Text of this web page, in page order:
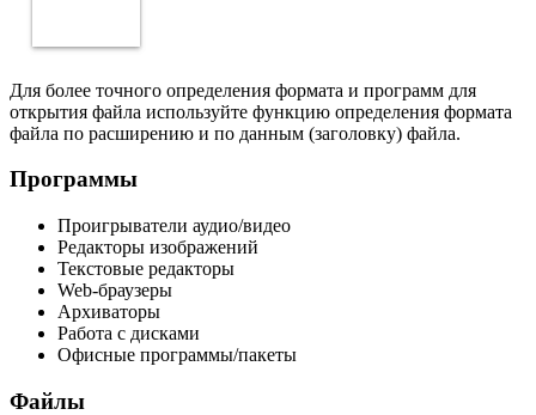
Для более точного определения формата и программ для
открытия файла используйте функцию определения формата
файла по расширению и по данным (заголовку) файла.
Программы
Проигрыватели аудио/видео
Редакторы изображений
Текстовые редакторы
Web-браузеры
Архиваторы
Работа с дисками
Офисные программы/пакеты
Файлы